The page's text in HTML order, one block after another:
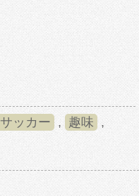
サッカー , 趣味 ,